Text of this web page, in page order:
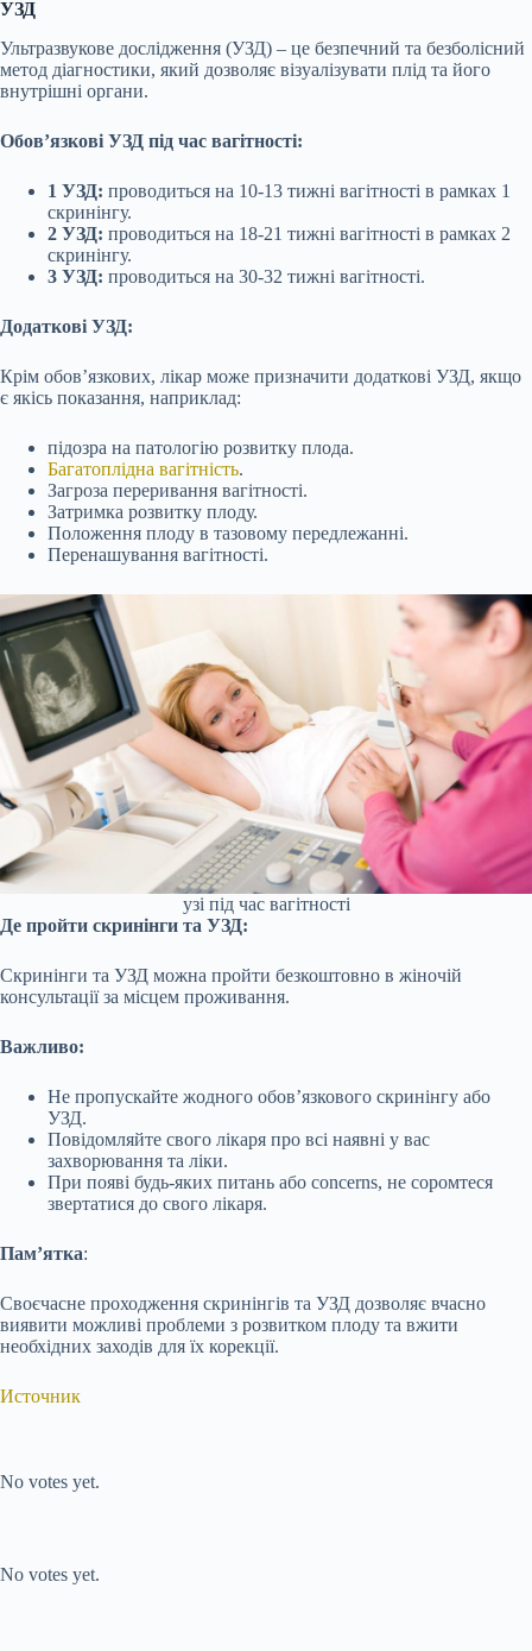
УЗД
Ультразвукове дослідження (УЗД) – це безпечний та безболісний
метод діагностики, який дозволяє візуалізувати плід та його
внутрішні органи.
Обов’язкові УЗД під час вагітності:
1 УЗД: проводиться на 10-13 тижні вагітності в рамках 1
скринінгу.
2 УЗД: проводиться на 18-21 тижні вагітності в рамках 2
скринінгу.
3 УЗД: проводиться на 30-32 тижні вагітності.
Додаткові УЗД:
Крім обов’язкових, лікар може призначити додаткові УЗД, якщо
є якісь показання, наприклад:
підозра на патологію розвитку плода.
Багатоплідна вагітність.
Загроза переривання вагітності.
Затримка розвитку плоду.
Положення плоду в тазовому передлежанні.
Перенашування вагітності.
узі під час вагітності
Де пройти скринінги та УЗД:
Скринінги та УЗД можна пройти безкоштовно в жіночій
консультації за місцем проживання.
Важливо:
Не пропускайте жодного обов’язкового скринінгу або
УЗД.
Повідомляйте свого лікаря про всі наявні у вас
захворювання та ліки.
При появі будь-яких питань або concerns, не соромтеся
звертатися до свого лікаря.
Пам’ятка:
Своєчасне проходження скринінгів та УЗД дозволяє вчасно
виявити можливі проблеми з розвитком плоду та вжити
необхідних заходів для їх корекції.
Источник
No votes yet.
No votes yet.